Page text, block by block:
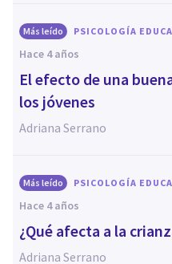
Más leído PSICOLOGÍA
hace 4 años
El efecto de una
los jóvenes
Adriana Serrano
Más leído PSICOLOGÍA
hace 4 años
¿Qué afecta a la
Adriana Serrano